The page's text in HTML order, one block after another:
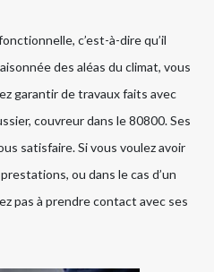
c’est-à-dire qu’il
des aléas du climat, vous
garantir de travaux faits avec
couvreur dans le 80800. Ses
satisfaire. Si vous voulez avoir
ou dans le cas d’un
pas à prendre contact avec ses